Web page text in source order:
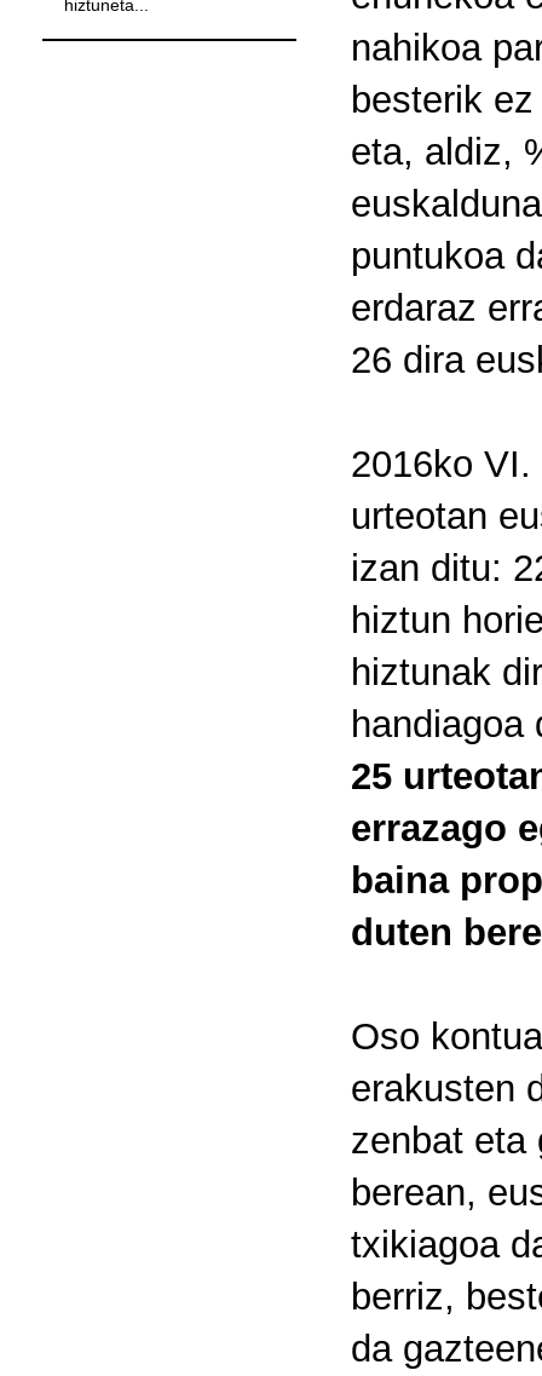
nahikoa
besterik
eta, aldiz,
puntukoa
erdaraz
26 dira
2016ko
urteotan
izan ditu:
hiztun
hiztunak
25
errazago
baina
duten
Oso
erakusten
zenbat eta
berean,
txikiagoa
berriz,
da
hiztuneta...